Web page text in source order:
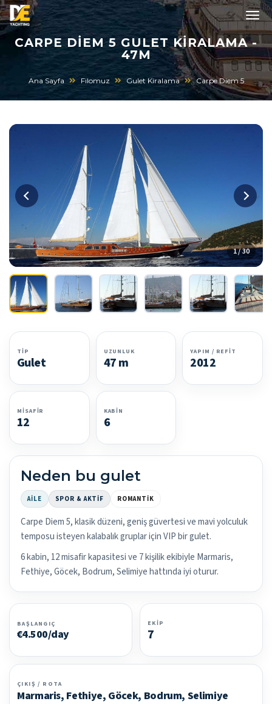
CARPE DIEM 5 GULET KIRALAMA -
47M
Ana Sayfa Filomuz Gulet Kiralama Carpe Diem 5
1 / 30
TIP
Gulet
UZUNLUK
47 m
YAPIM / REFIT
2012
MISAFIR
12
KABIN
6
Neden bu gulet
AILE SPOR & AKTIF ROMANTIK
Carpe Diem 5, klasik düzeni, geniş güvertesi ve mavi yolculuk
temposu isteyen kalabalık gruplar için VIP bir gulet.
6 kabin, 12 misafir kapasitesi ve 7 kişilik ekibiyle Marmaris,
Fethiye, Göcek, Bodrum, Selimiye hattında iyi oturur.
BAŞLANGIÇ
€4.500/day
EKIP
7
ÇIKIŞ / ROTA
Marmaris, Fethiye, Göcek, Bodrum, Selimiye